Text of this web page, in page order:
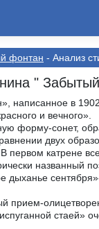
фонтан - Анализ
"
написанное в
и вечного».
форму-сонет,
двух
первом катрене
названный
дыханье
прием-
стаей»